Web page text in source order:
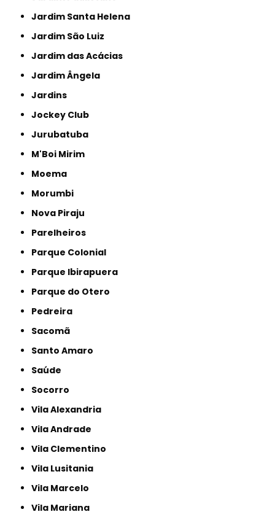
Jardim Santa Helena
Jardim São Luiz
Jardim das Acácias
Jardim Ângela
Jardins
Jockey Club
Jurubatuba
M'Boi Mirim
Moema
Morumbi
Nova Piraju
Parelheiros
Parque Colonial
Parque Ibirapuera
Parque do Otero
Pedreira
Sacomã
Santo Amaro
Saúde
Socorro
Vila Alexandria
Vila Andrade
Vila Clementino
Vila Lusitania
Vila Marcelo
Vila Mariana